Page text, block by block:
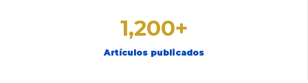
1,200+
Artículos publicados